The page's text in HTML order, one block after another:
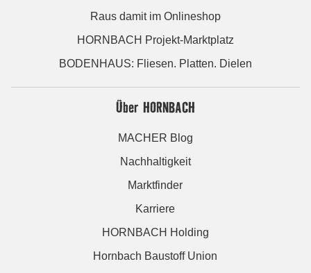
Raus damit im Onlineshop
HORNBACH Projekt-Marktplatz
BODENHAUS: Fliesen. Platten. Dielen
Über HORNBACH
MACHER Blog
Nachhaltigkeit
Marktfinder
Karriere
HORNBACH Holding
Hornbach Baustoff Union